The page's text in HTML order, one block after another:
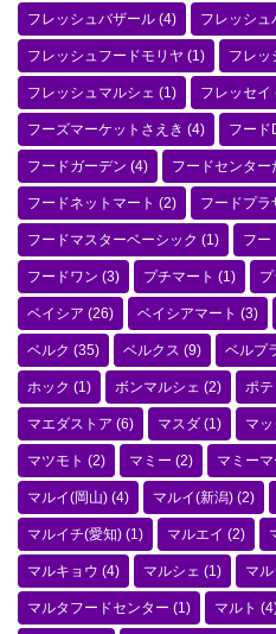
フレッシュバザール (4) フレッシュ
フレッシュフードモリヤ (1) フレッ
フレッシュマルシェ (1) フレッセイ
フーズマーケットさえき (4) フード
フードガーデン (4) フードセンター
フードネットマート (2) フードプラ
フードマスターベーシック (1) フー
フードワン (3) プチマート (1)
ベイシア (26) ベイシアマート (3)
ベルク (35) ベルクス (9) ベルプ
ホック (1) ボンマルシェ (2) ポテ
マエダストア (6) マスダ (1) マ
マツモト (2) マミー (2) マミーマ
マルイ(岡山) (4) マルイ(新潟) (2)
マルイチ(愛知) (1) マルエイ (2)
マルキョウ (4) マルシェ (1) マ
マルタフードセンター (1) マルト